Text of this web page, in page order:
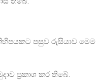
පසුව රුසියාව මෙම
ප්‍රකාශ කර තිබේ.